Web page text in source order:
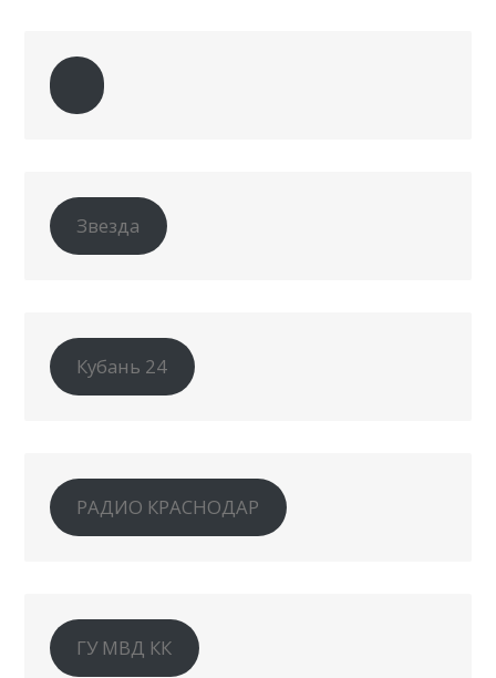
Звезда
Кубань 24
РАДИО КРАСНОДАР
ГУ МВД КК